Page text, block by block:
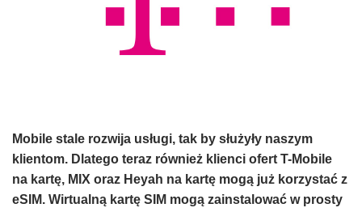
Mobile stale rozwija usługi, tak by służyły naszym
klientom. Dlatego teraz również klienci ofert T-Mobile
na kartę, MIX oraz Heyah na kartę mogą już korzystać z
eSIM. Wirtualną kartę SIM mogą zainstalować w prosty